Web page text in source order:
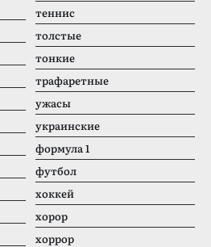
теннис
толстые
тонкие
трафаретные
ужасы
украинские
формула 1
футбол
хоккей
хорор
хоррор